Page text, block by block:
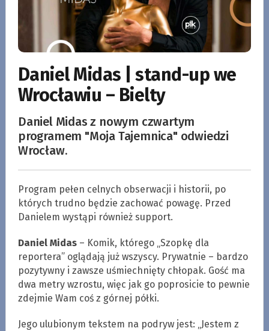
Daniel Midas | stand-up we
Wrocławiu – Bielty
Daniel Midas z nowym czwartym
programem "Moja Tajemnica" odwiedzi
Wrocław.
Program pełen celnych obserwacji i historii, po
których trudno będzie zachować powagę. Przed
Danielem wystąpi również support.
Daniel Midas– Komik, którego „Szopkę dla
reportera” oglądają już wszyscy. Prywatnie – bardzo
pozytywny i zawsze uśmiechnięty chłopak. Gość ma
dwa metry wzrostu, więc jak go poprosicie to pewnie
zdejmie Wam coś z górnej półki.
Jego ulubionym tekstem na podryw jest: „Jestem z